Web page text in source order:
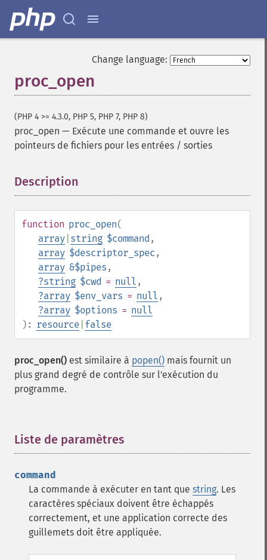
Change language:
proc_open
(PHP 4 >= 4.3.0, PHP 5, PHP 7, PHP 8)
proc_open — Exécute une commande et ouvre les
pointeurs de fichiers pour les entrées / sorties
Description
function proc_open(
array string $command ,
array $descriptor_spec ,
array &$pipes ,
?string $cwd = null ,
?array $env_vars = null ,
?array $options = null
): resource false
proc_open() est similaire à popen() mais fournit un
plus grand degré de contrôle sur l'exécution du
programme.
Liste de paramètres
command
La commande à exécuter en tant que string. Les
caractères spéciaux doivent être échappés
correctement, et une application correcte des
guillemets doit être appliquée.